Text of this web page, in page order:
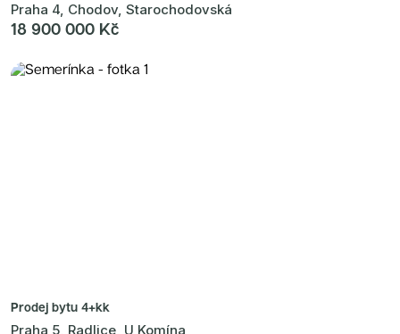
Praha 4, Chodov, Starochodovská
18 900 000 Kč
Prodej bytu 4+kk
Praha 5, Radlice, U Komína